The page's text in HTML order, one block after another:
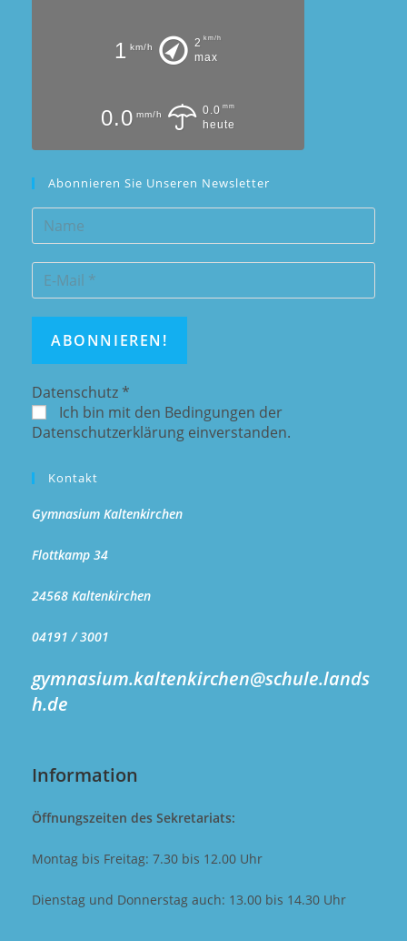
1 km/h 2 km/h
max
0.0 mm/h 0.0 mm
heute
Abonnieren Sie Unseren Newsletter
Datenschutz *
Ich bin mit den Bedingungen der
Datenschutzerklärung einverstanden.
Kontakt
Gymnasium Kaltenkirchen
Flottkamp 34
24568 Kaltenkirchen
04191 / 3001
gymnasium.kaltenkirchen@schule.lands
h.de
Information
Öffnungszeiten des Sekretariats:
Montag bis Freitag: 7.30 bis 12.00 Uhr
Dienstag und Donnerstag auch: 13.00 bis 14.30 Uhr